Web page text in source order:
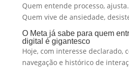
Quem entende processo, ajusta.
Quem vive de ansiedade,
O Meta já sabe para quem
digital é gigantesco
Hoje, com interesse declarado,
navegação e histórico de